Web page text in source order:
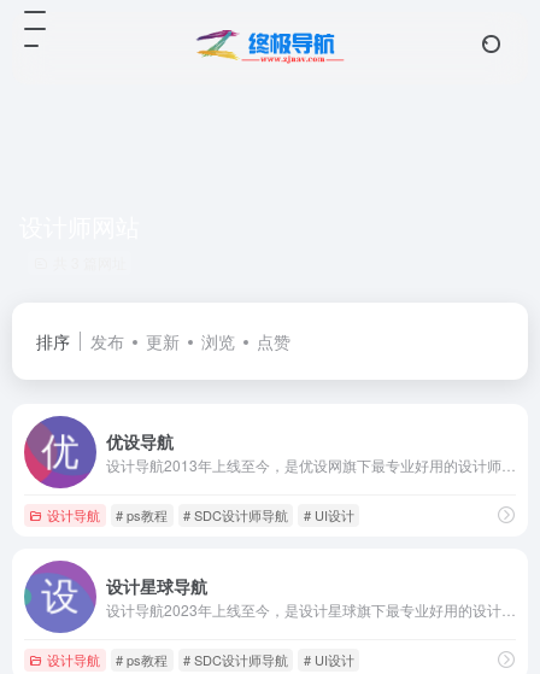
排序 发布 更新 浏览 点赞
优设导航
设计导航 # ps教程 # SDC设计师导航 # UI设计
设计星球导航
设计导航 # ps教程 # SDC设计师导航 # UI设计